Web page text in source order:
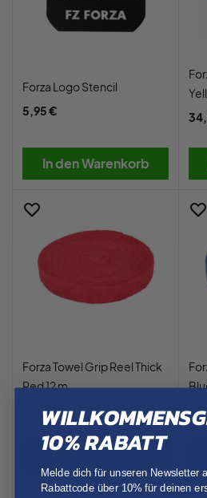
Forza Logo Stencil
5,95 €
In den Warenkorb
Forza Towel Grip Reel Thick
Red 12 m.
34,95 €
In den Warenkorb
10% RABATT
Melde dich für unseren Newsletter
Rabattcode über 10% für deinen